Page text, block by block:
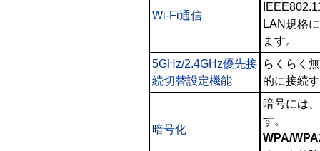
Wi-Fi通信
LAN規格
ます。
5GHz/2.4GHz優先接
続切替設定機能
らくらく
的に接続
暗号化
暗号には、
す。
WPA/